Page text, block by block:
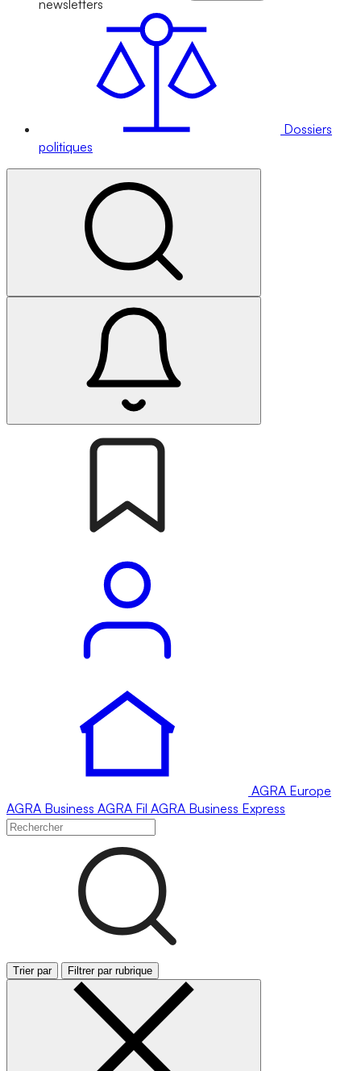
newsletters
Dossiers
politiques
AGRA Europe
AGRA Business AGRA Fil AGRA Business Express
Trier par Filtrer par rubrique